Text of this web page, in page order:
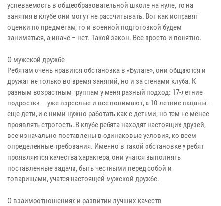
успеваемость в общеобразовательной школе на нуле, то на
занятия в клубе они могут не рассчитывать. Вот как исправят
оценки по предметам, то и военной подготовкой будем
заниматься, а иначе – нет. Такой закон. Все просто и понятно.
О мужской дружбе
Ребятам очень нравится обстановка в «Булате», они общаются и
дружат не только во время занятий, но и за стенами клуба. К
разным возрастным группам у меня разный подход: 17-летние
подростки – уже взрослые и все понимают, а 10-летние пацаны –
еще дети, и с ними нужно работать как с детьми, но тем не менее
проявлять строгость. В клубе ребята находят настоящих друзей,
все изначально поставлены в одинаковые условия, ко всем
определенные требования. Именно в такой обстановке у ребят
проявляются качества характера, они учатся выполнять
поставленные задачи, быть честными перед собой и
товарищами, учатся настоящей мужской дружбе.
О взаимоотношениях и развитии лучших качеств